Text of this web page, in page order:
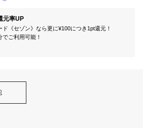
元率UP
《セゾン》なら更に¥100につき1pt還元！
ご利用可能！